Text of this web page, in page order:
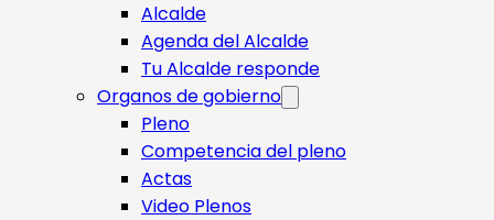
Alcalde
Agenda del Alcalde
Tu Alcalde responde​
Organos de gobierno
Pleno
Competencia del pleno
Actas
Video Plenos